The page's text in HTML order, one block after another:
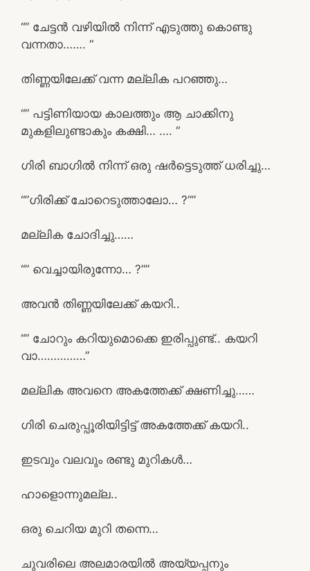
“” ചേട്ടൻ വഴിയിൽ നിന്ന് എടുത്തു കൊണ്ടു
വന്നതാ……. “
തിണ്ണയിലേക്ക് വന്ന മല്ലിക പറഞ്ഞു…
“” പട്ടിണിയായ കാലത്തും ആ ചാക്കിനു
മുകളിലുണ്ടാകും കക്ഷി… …. “
ഗിരി ബാഗിൽ നിന്ന് ഒരു ഷർട്ടെടുത്ത് ധരിച്ചു…
“”ഗിരിക്ക് ചോറെടുത്താലോ… ?””
മല്ലിക ചോദിച്ചു……
“” വെച്ചായിരുന്നോ… ?””
അവൻ തിണ്ണയിലേക്ക് കയറി..
“” ചോറും കറിയുമൊക്കെ ഇരിപ്പുണ്ട്.. കയറി
വാ……………”
മല്ലിക അവനെ അകത്തേക്ക് ക്ഷണിച്ചു……
ഗിരി ചെരുപ്പൂരിയിട്ടിട്ട് അകത്തേക്ക് കയറി..
ഇടവും വലവും രണ്ടു മുറികൾ…
ഹാളൊന്നുമല്ല..
ഒരു ചെറിയ മുറി തന്നെ…
ചുവരിലെ അലമാരയിൽ അയ്യപ്പനും